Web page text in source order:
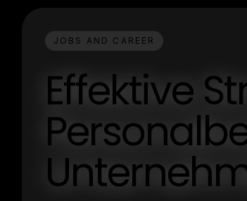
JOBS AND CAREER
Effektive